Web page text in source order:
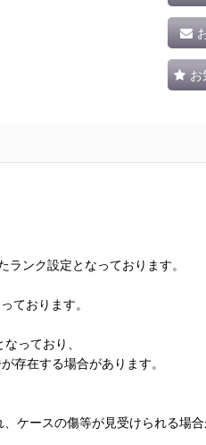
お
ンク設定となっております。
ております。
っており、
存在する場合があります。
ケースの傷等が見受けられる場合